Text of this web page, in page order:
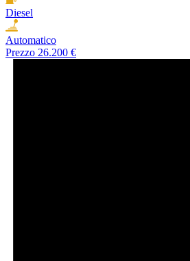
Diesel
Automatico
Prezzo 26.200 €